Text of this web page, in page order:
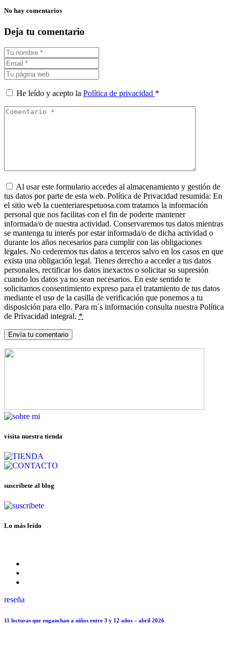
No hay comentarios
Deja tu comentario
He leído y acepto la Política de privacidad *
Al usar este formulario accedes al almacenamiento y gestión de
tus datos por parte de esta web. Política de Privacidad resumida: En
el sitio web la cuenteriarespetuosa.com tratamos la información
personal que nos facilitas con el fin de poderte mantener
informada/o de nuestra actividad. Conservaremos tus datos mientras
se mantenga tu interés por estar informada/o de dicha actividad o
durante los años necesarios para cumplir con las obligaciones
legales. No cederemos tus datos a terceros salvo en los casos en que
exista una obligación legal. Tienes derecho a acceder a tus datos
personales, rectificar los datos inexactos o solicitar su supresión
cuando los datos ya no sean necesarios. En este sentido te
solicitamos consentimiento expreso para el tratamiento de tus datos
mediante el uso de la casilla de verificación que ponemos a tu
disposición para ello. Para m´s información consulta nuestra Política
de Privacidad integral. *
visita nuestra tienda
suscríbete al blog
Lo más leido
reseña
11 lecturas que enganchan a niños entre 3 y 12 años – abril 2026